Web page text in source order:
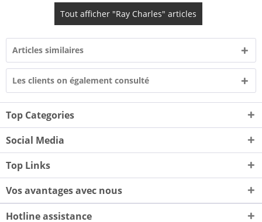
Tout afficher "Ray Charles" articles
Articles similaires
Les clients on également consulté
Top Categories
Social Media
Top Links
Vos avantages avec nous
Hotline assistance